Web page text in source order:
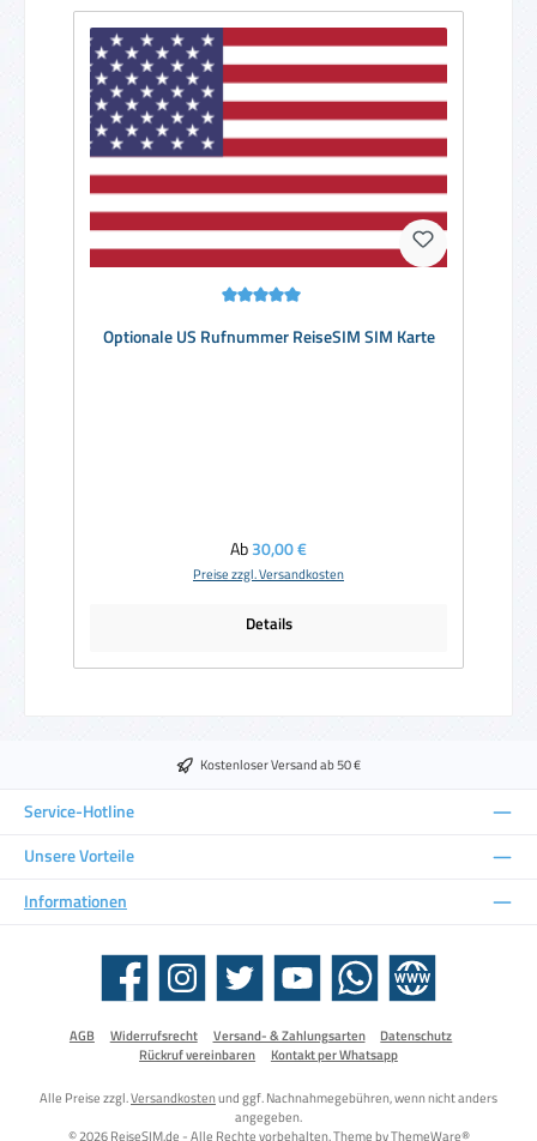
Optionale US Rufnummer ReiseSIM SIM Karte
Regulärer Preis:
Ab30,00 €
Preise zzgl. Versandkosten
Details
Kostenloser Versand ab 50 €
Service-Hotline
Unsere Vorteile
Informationen
Facebook Instagram Twitter YouTube WhatsApp Website
AGB Widerrufsrecht Versand- & Zahlungsarten
Datenschutz
Rückruf vereinbaren
Kontakt per Whatsapp
Alle Preise zzgl.Versandkostenund ggf. Nachnahmegebühren, wenn nicht anders
angegeben.
© 2026 ReiseSIM.de - Alle Rechte vorbehalten. Theme byThemeWare®